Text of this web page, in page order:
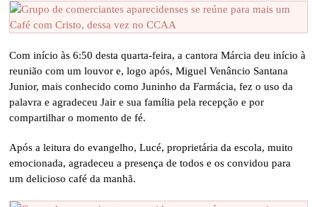
Com início às 6:50 desta quarta-feira, a cantora Márcia deu início à
reunião com um louvor e, logo após, Miguel Venâncio Santana
Junior, mais conhecido como Juninho da Farmácia, fez o uso da
palavra e agradeceu Jair e sua família pela recepção e por
compartilhar o momento de fé.
Após a leitura do evangelho, Lucé, proprietária da escola, muito
emocionada, agradeceu a presença de todos e os convidou para
um delicioso café da manhã.